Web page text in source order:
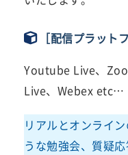
［配信プラット
Youtube Live、
Live、Webex etc…
リアルとオンライ
うな勉強会、質疑